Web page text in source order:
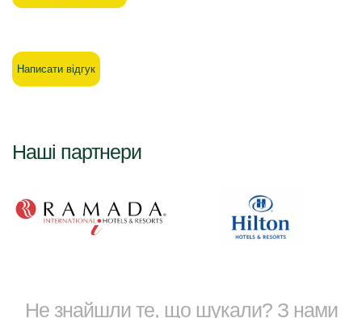
Написати відгук
Наші партнери
Не знайшли те, що шукали? З нами